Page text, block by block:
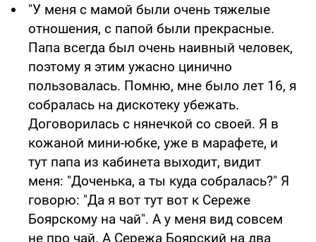
"У меня с мамой были очень тяжелые
отношения, с папой были прекрасные.
Папа всегда был очень наивный человек,
поэтому я этим ужасно цинично
пользовалась. Помню, мне было лет 16, я
собралась на дискотеку убежать.
Договорилась с нянечкой со своей. Я в
кожаной мини-юбке, уже в марафете, и
тут папа из кабинета выходит, видит
меня: "Доченька, а ты куда собралась?" Я
говорю: "Да я вот тут вот к Сереже
Боярскому на чай". А у меня вид совсем
не про чай. А Сережа Боярский на два